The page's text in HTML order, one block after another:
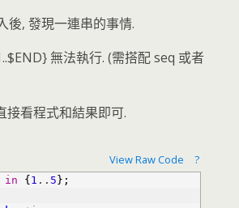
後, 發現一連串的事情.
無法執行. (需搭配 seq 或者
接看程式和結果即可.
View Raw Code ?
in { 1 .. 5 } ;